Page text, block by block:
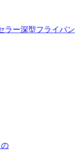
ラー深型フライパン